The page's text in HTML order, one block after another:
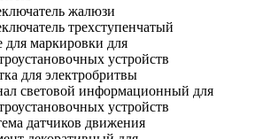
жалюзи
трехступенчатый
для маркировки для
устройств
для электробритвы
световой информационный для
устройств
датчиков движения